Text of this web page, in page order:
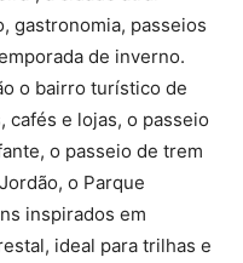
gastronomia, passeios
de inverno.
o bairro turístico de
cafés e lojas, o passeio
o passeio de trem
o Parque
inspirados em
ideal para trilhas e